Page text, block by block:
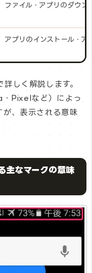
ファイル・アプリのダウン
アプリのインストール・ア
しく解説します。
Pixelなど）によっ
が、表示される意味
主なマークの意味